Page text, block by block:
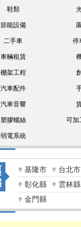
鞋類
節能設備
二手車 停
車輛租賃
棚架工程
汽車配件
汽車音響
塑膠螺絲 可加
弱電系統
基隆市
台北市
彰化縣
雲林縣
金門縣